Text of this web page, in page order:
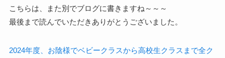
こちらは、また別でブログに書きますね～～～
最後まで読んでいただきありがとうございました。
2024年度、お陰様でベビークラスから高校生クラスまで全ク